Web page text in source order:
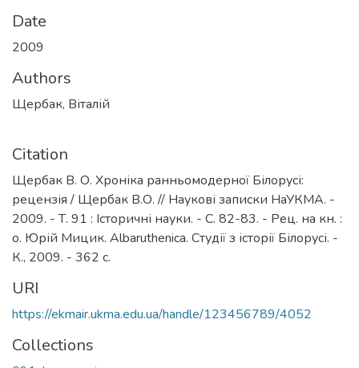
Date
2009
Authors
Щербак, Віталій
Citation
Щербак В. О. Хроніка ранньомодерної Білорусі:
рецензія / Щербак В.О. // Наукові записки НаУКМА. -
2009. - Т. 91 : Історичні науки. - С. 82-83. - Рец. на кн. :
о. Юрій Мицик. Albaruthenica. Студії з історії Білорусі. -
К., 2009. - 362 с.
URI
https://ekmair.ukma.edu.ua/handle/123456789/4052
Collections